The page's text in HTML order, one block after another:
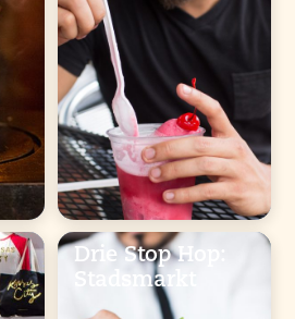
Drie Stop Hop:
Stadsmarkt